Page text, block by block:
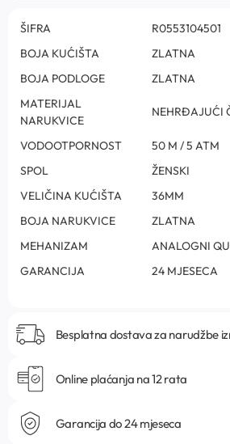
ŠIFRA
R0553104501
BOJA KUĆIŠTA
ZLATNA
BOJA PODLOGE
ZLATNA
MATERIJAL
NARUKVICE
NEHRĐAJUĆI
VODOOTPORNOST
50 M / 5 ATM
SPOL
ŽENSKI
VELIČINA KUĆIŠTA
36MM
BOJA NARUKVICE
ZLATNA
MEHANIZAM
ANALOGNI
GARANCIJA
24 MJESECA
Besplatna dostava za narudžbe
Online plaćanja na 12 rata
Garancija do 24 mjeseca